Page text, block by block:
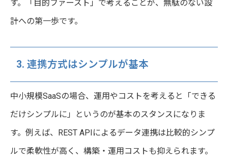
す。「目的ファースト」で考えることが、無駄のない設
計への第一歩です。
3. 連携方式はシンプルが基本
中小規模SaaSの場合、運用やコストを考えると「できる
だけシンプルに」というのが基本のスタンスになりま
す。例えば、REST APIによるデータ連携は比較的シンプ
ルで柔軟性が高く、構築・運用コストも抑えられます。